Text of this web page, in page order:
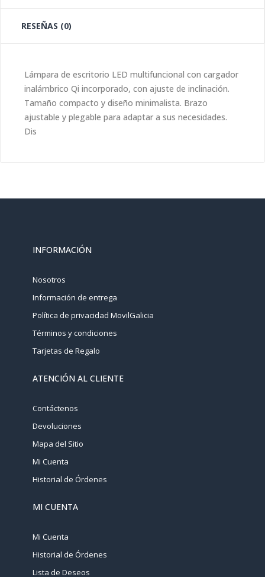
RESEÑAS (0)
Lámpara de escritorio LED multifuncional con cargador
inalámbrico Qi incorporado, con ajuste de inclinación.
Tamaño compacto y diseño minimalista. Brazo
ajustable y plegable para adaptar a sus necesidades.
Dis
INFORMACIÓN
Nosotros
Información de entrega
Política de privacidad MovilGalicia
Términos y condiciones
Tarjetas de Regalo
ATENCIÓN AL CLIENTE
Contáctenos
Devoluciones
Mapa del Sitio
Mi Cuenta
Historial de Órdenes
MI CUENTA
Mi Cuenta
Historial de Órdenes
Lista de Deseos